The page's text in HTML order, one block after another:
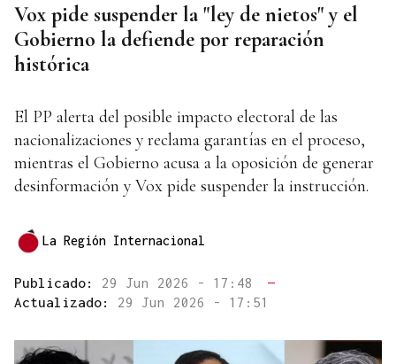
Vox pide suspender la "ley de nietos" y el
Gobierno la defiende por reparación
histórica
El PP alerta del posible impacto electoral de las
nacionalizaciones y reclama garantías en el proceso,
mientras el Gobierno acusa a la oposición de generar
desinformación y Vox pide suspender la instrucción.
La Región Internacional
Publicado: 29 Jun 2026 - 17:48
—
Actualizado: 29 Jun 2026 - 17:51